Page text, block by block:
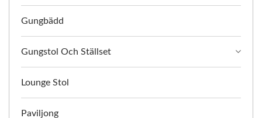
Gungbädd
Gungstol Och Ställset
Lounge Stol
Paviljong